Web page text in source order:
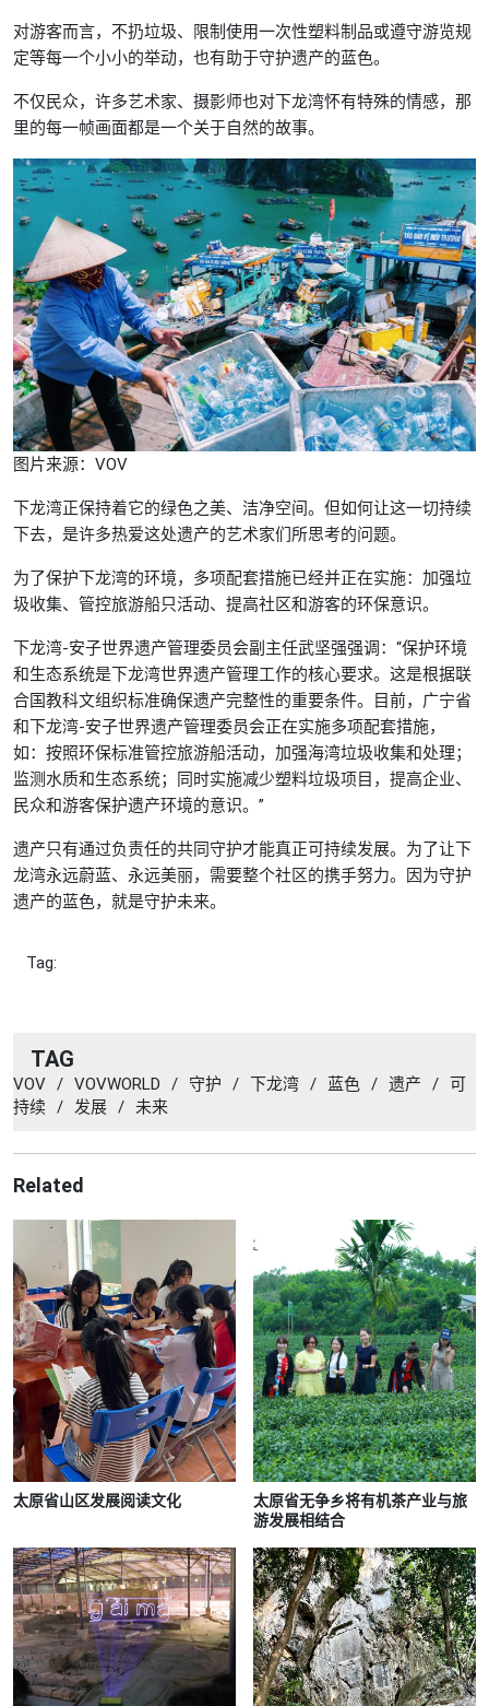
对游客而言，不扔垃圾、限制使用一次性塑料制品或遵守游览规
定等每一个小小的举动，也有助于守护遗产的蓝色。
不仅民众，许多艺术家、摄影师也对下龙湾怀有特殊的情感，那
里的每一帧画面都是一个关于自然的故事。
图片来源：VOV
下龙湾正保持着它的绿色之美、洁净空间。但如何让这一切持续
下去，是许多热爱这处遗产的艺术家们所思考的问题。
为了保护下龙湾的环境，多项配套措施已经并正在实施：加强垃
圾收集、管控旅游船只活动、提高社区和游客的环保意识。
下龙湾-安子世界遗产管理委员会副主任武坚强强调：“保护环境
和生态系统是下龙湾世界遗产管理工作的核心要求。这是根据联
合国教科文组织标准确保遗产完整性的重要条件。目前，广宁省
和下龙湾-安子世界遗产管理委员会正在实施多项配套措施，
如：按照环保标准管控旅游船活动，加强海湾垃圾收集和处理；
监测水质和生态系统；同时实施减少塑料垃圾项目，提高企业、
民众和游客保护遗产环境的意识。”
遗产只有通过负责任的共同守护才能真正可持续发展。为了让下
龙湾永远蔚蓝、永远美丽，需要整个社区的携手努力。因为守护
遗产的蓝色，就是守护未来。
Tag:
TAG
VOV / VOVWORLD / 守护 / 下龙湾 / 蓝色 / 遗产 / 可
持续
/ 发展 / 未来
Related
太原省山区发展阅读文化
太原省无争乡将有机茶产业与旅
游发展相结合